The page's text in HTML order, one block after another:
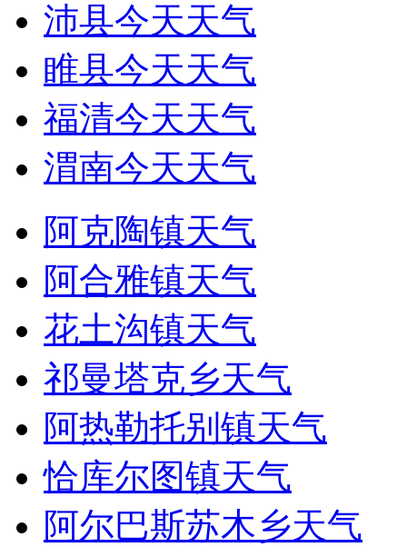
沛县今天天气
睢县今天天气
福清今天天气
渭南今天天气
阿克陶镇天气
阿合雅镇天气
花土沟镇天气
祁曼塔克乡天气
阿热勒托别镇天气
恰库尔图镇天气
阿尔巴斯苏木乡天气